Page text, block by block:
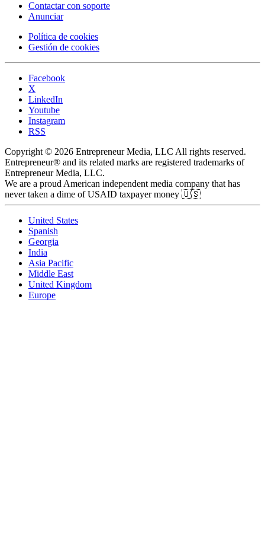
Contactar con soporte
Anunciar
Política de cookies
Gestión de cookies
Facebook
X
LinkedIn
Youtube
Instagram
RSS
Copyright © 2026 Entrepreneur Media, LLC All rights reserved.
Entrepreneur® and its related marks are registered trademarks of
Entrepreneur Media, LLC.
We are a proud American independent media company that has
never taken a dime of USAID taxpayer money 🇺🇸
United States
Spanish
Georgia
India
Asia Pacific
Middle East
United Kingdom
Europe